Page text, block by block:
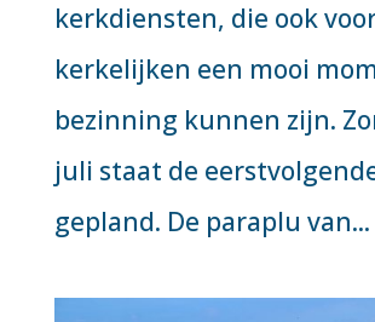
kerkdiensten, die ook
kerkelijken een mooi
bezinning kunnen zijn.
juli staat de
gepland. De paraplu van...